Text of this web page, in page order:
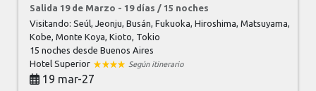
Salida 19 de Marzo - 19 días / 15 noches
Visitando: Seúl, Jeonju, Busán, Fukuoka, Hiroshima, Matsuyama,
Kobe, Monte Koya, Kioto, Tokio
15 nochesdesde Buenos Aires
Hotel Superior
Según itinerario
19 mar-27